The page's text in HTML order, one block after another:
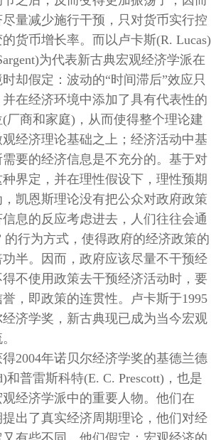
量减少施行干预，只对货币实行控
货币增长率。而以卢卡斯(R. Lucas)
为代表新古典宏观经济学派在
却假定：波动的“时间滞后”效应只
在经济环境中添加了具有代表性的
(厂商和家庭) ，从而使得整个理论建
经济理论基础之上；经济活动中基
要的经济信息是不充分的。基于对
界定，并在理性假设下，理性预期
凯恩斯理论没有把公众对政府政策
息的反应考虑进去，人们往往会通
的行为方式，使得政府的经济政策的
半。因而，政府应该尽量不干预经
不使用政策去干预经济活动时，要
，即政策的连贯性。卢卡斯于1995
济学奖，新古典现已成为当今宏观
2004年诺贝尔经济学奖的基德兰德
和普雷斯科特(E. C. Prescott) ，也是
观经济学派中的重要人物。他们在
出了真实经济周期理论，他们对经